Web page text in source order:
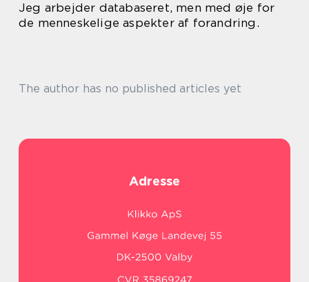
Jeg arbejder databaseret, men med øje for
de menneskelige aspekter af forandring.
The author has no published articles yet
Adresse